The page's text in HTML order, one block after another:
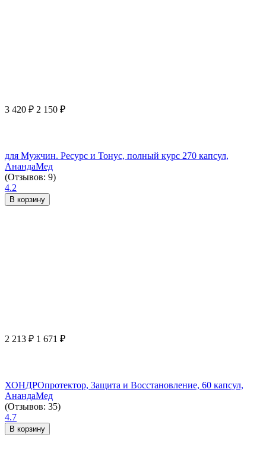
3 420 ₽ 2 150 ₽
для Мужчин. Ресурс и Тонус, полный курс 270 капсул,
АнандаМед
(Отзывов: 9)
4.2
В корзину
2 213 ₽ 1 671 ₽
ХОНДРОпротектор, Защита и Восстановление, 60 капсул,
АнандаМед
(Отзывов: 35)
4.7
В корзину